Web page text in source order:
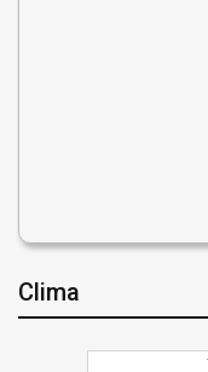
Clima